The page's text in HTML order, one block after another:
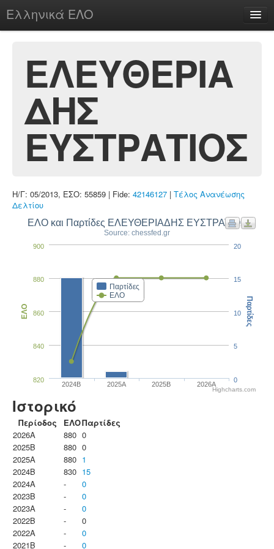
Ελληνικά ΕΛΟ
chesstu.be @ discord
Login
ΕΛΕΥΘΕΡΙΑ
ΔΗΣ
ΕΥΣΤΡΑΤΙΟΣ
Η/Γ: 05/2013, ΕΣΟ: 55859 | Fide: 42146127 | Τέλος Ανανέωσης
Δελτίου
ΕΛΟ και Παρτίδες ΕΛΕΥΘΕΡΙΑΔΗΣ ΕΥΣΤΡΑΤΙΟΣ
Source: chessfed.gr
Παρτίδες
ΕΛΟ
2024B 2025A 2025B 2026A
820
840
860
880
900
ΕΛΟ
0
5
10
15
20
Παρτίδες
Highcharts.com
Ιστορικό
Περίοδος ΕΛΟΠαρτίδες
2026A
880 0
2025B
880 0
2025A
880 1
2024B
830 15
2024A
-
0
2023B
-
0
2023Α
-
0
2022B
-
0
2022A
-
0
2021B
- 0